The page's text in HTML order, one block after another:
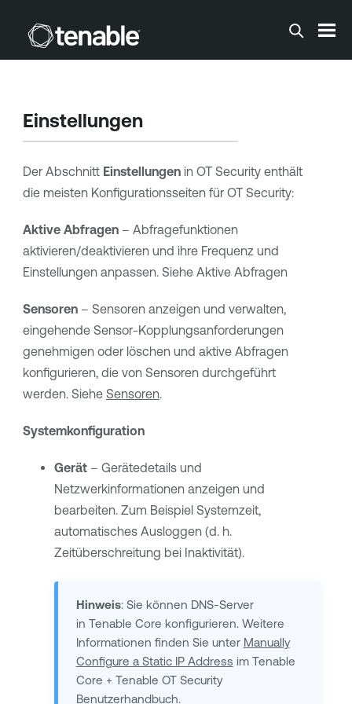
Zum Hauptinhalt springen
Einstellungen
Der Abschnitt Einstellungenin OT Securityenthält
die meisten Konfigurationsseiten für OT Security:
Aktive Abfragen– Abfragefunktionen
aktivieren/deaktivieren und ihre Frequenz und
Einstellungen anpassen. Siehe Aktive Abfragen
Sensoren– Sensoren anzeigen und verwalten,
eingehende Sensor-Kopplungsanforderungen
genehmigen oder löschen und aktive Abfragen
konfigurieren, die von Sensoren durchgeführt
werden. Siehe Sensoren.
Systemkonfiguration
Gerät– Gerätedetails und
Netzwerkinformationen anzeigen und
bearbeiten. Zum Beispiel Systemzeit,
automatisches Ausloggen (d. h.
Zeitüberschreitung bei Inaktivität).
Hinweis: Sie können DNS-Server
in Tenable Core konfigurieren. Weitere
Informationen finden Sie unter Manually
Configure a Static IP Address im Tenable
Core + Tenable OT Security
Benutzerhandbuch.